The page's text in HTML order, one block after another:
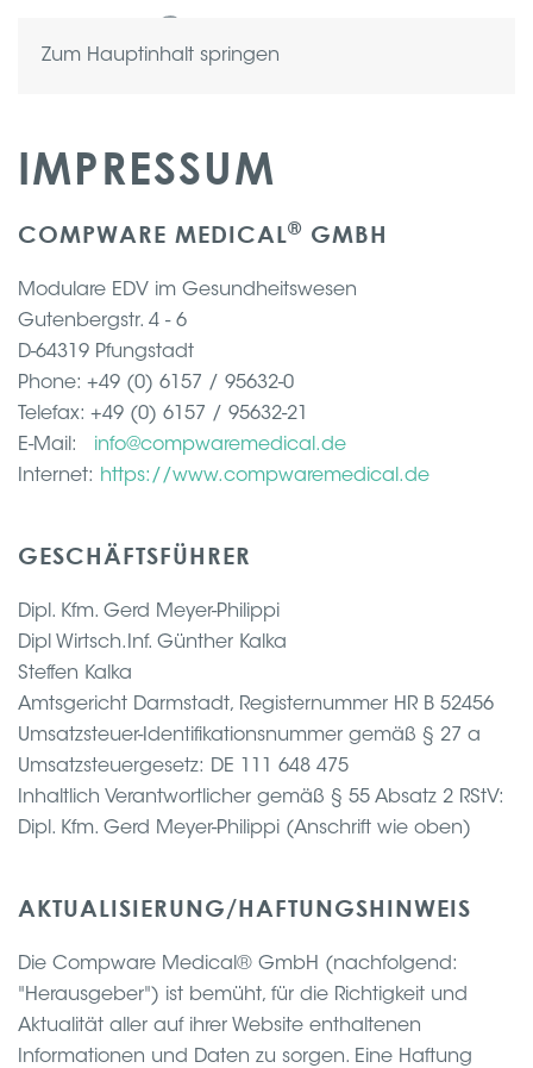
Zum Hauptinhalt springen
IMPRESSUM
COMPWARE MEDICAL® GMBH
Modulare EDV im Gesundheitswesen
Gutenbergstr. 4 - 6
D-64319 Pfungstadt
Phone: +49 (0) 6157 / 95632-0
Telefax: +49 (0) 6157 / 95632-21
E-Mail: info@compwaremedical.de
Internet: https://www.compwaremedical.de
GESCHÄFTSFÜHRER
Dipl. Kfm. Gerd Meyer-Philippi
Dipl Wirtsch.Inf. Günther Kalka
Steffen Kalka
Amtsgericht Darmstadt, Registernummer HR B 52456
Umsatzsteuer-Identifikationsnummer gemäß § 27 a
Umsatzsteuergesetz: DE 111 648 475
Inhaltlich Verantwortlicher gemäß § 55 Absatz 2 RStV:
Dipl. Kfm. Gerd Meyer-Philippi (Anschrift wie oben)
AKTUALISIERUNG/HAFTUNGSHINWEIS
Die Compware Medical® GmbH (nachfolgend:
"Herausgeber") ist bemüht, für die Richtigkeit und
Aktualität aller auf ihrer Website enthaltenen
Informationen und Daten zu sorgen. Eine Haftung